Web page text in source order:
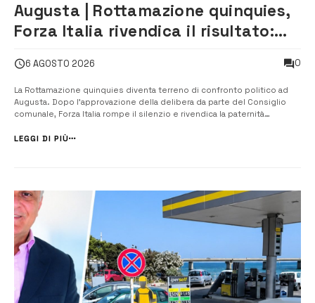
Augusta | Rottamazione quinquies,
Forza Italia rivendica il risultato:
6 AGOSTO 2026 0
La Rottamazione quinquies diventa terreno di confronto politico ad
Augusta. Dopo l’approvazione della delibera da parte del Consiglio
comunale, Forza Italia rompe il silenzio e rivendica la paternità
Comune ad aderire alla misura per le entrate di propria com...
LEGGI DI PIÙ